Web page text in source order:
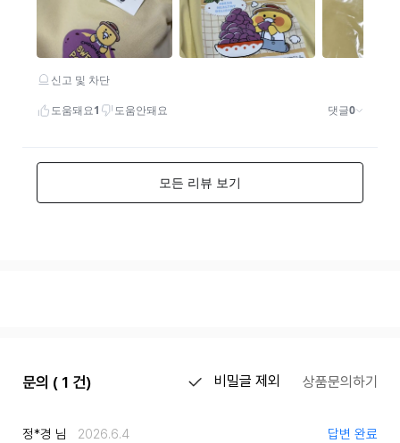
문의 ( 1 건) 비밀글 제외 상품문의하기
정*경 님 2026.6.4 답변 완료